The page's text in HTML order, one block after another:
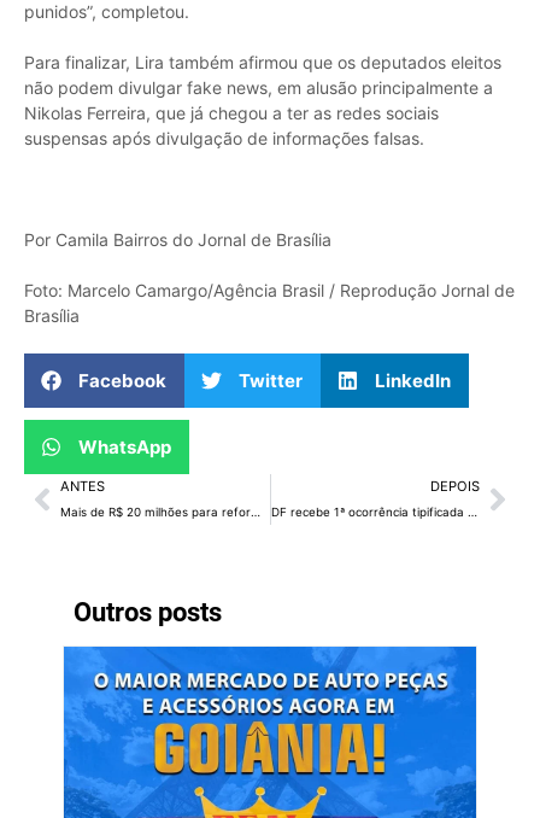
Outros posts
punidos”, completou.
Para finalizar, Lira também afirmou que os deputados eleitos
não podem divulgar fake news, em alusão principalmente a
Nikolas Ferreira, que já chegou a ter as redes sociais
suspensas após divulgação de informações falsas.
Por Camila Bairros do Jornal de Brasília
Foto: Marcelo Camargo/Agência Brasil / Reprodução Jornal de
Brasília
Facebook Twitter LinkedIn
WhatsApp
ANTES DEPOIS